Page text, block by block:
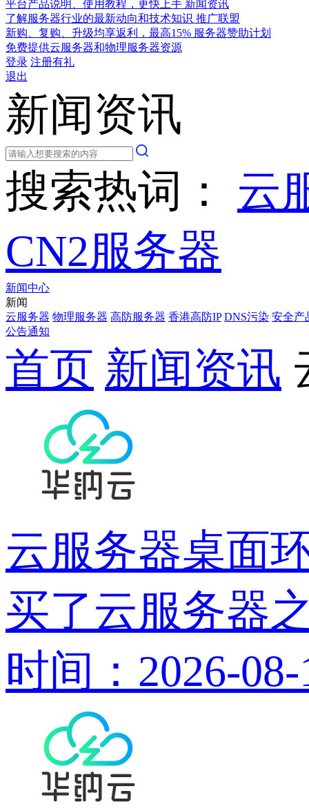
平台产品说明、使用教程，更快上手 新闻资讯
了解服务器行业的最新动向和技术知识 推广联盟
新购、复购、升级均享返利，最高15% 服务器赞助计划
免费提供云服务器和物理服务器资源
登录 注册有礼
退出
新闻资讯
搜索热词： 云
CN2服务器
新闻中心
新闻
云服务器 物理服务器 高防服务器 香港高防IP DNS污染 安全产
公告通知
首页 新闻资讯
云服务器桌面
买了云服务器
时间：2026-08-